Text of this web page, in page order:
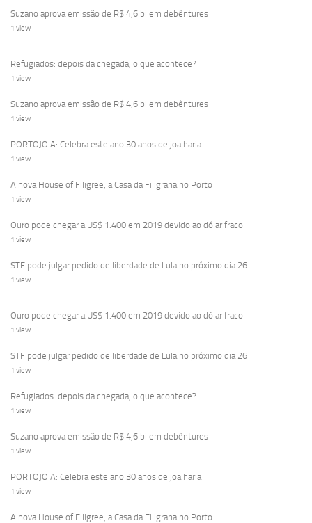
Suzano aprova emissão de R$ 4,6 bi em debêntures
1 view
Refugiados: depois da chegada, o que acontece?
1 view
Suzano aprova emissão de R$ 4,6 bi em debêntures
1 view
PORTOJOIA: Celebra este ano 30 anos de joalharia
1 view
A nova House of Filigree, a Casa da Filigrana no Porto
1 view
Ouro pode chegar a US$ 1.400 em 2019 devido ao dólar fraco
1 view
STF pode julgar pedido de liberdade de Lula no próximo dia 26
1 view
Ouro pode chegar a US$ 1.400 em 2019 devido ao dólar fraco
1 view
STF pode julgar pedido de liberdade de Lula no próximo dia 26
1 view
Refugiados: depois da chegada, o que acontece?
1 view
Suzano aprova emissão de R$ 4,6 bi em debêntures
1 view
PORTOJOIA: Celebra este ano 30 anos de joalharia
1 view
A nova House of Filigree, a Casa da Filigrana no Porto